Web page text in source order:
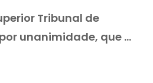
Tribunal de
unanimidade, que ...